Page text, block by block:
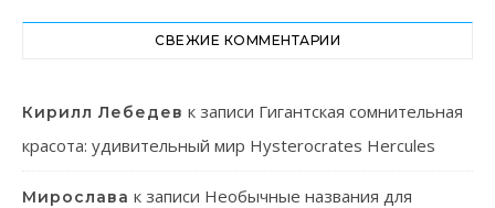
СВЕЖИЕ КОММЕНТАРИИ
Кирилл Лебедев к записи Гигантская сомнительная
красота: удивительный мир Hysterocrates Hercules
Мирослава к записи Необычные названия для